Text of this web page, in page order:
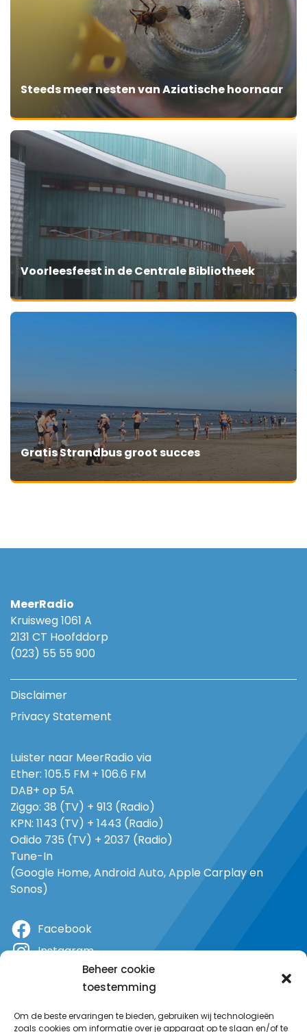
Beheer cookie
toestemming
Om de beste ervaringen te bieden, gebruiken wij technologieën
zoals cookies om informatie over je apparaat op te slaan en/of te
Steeds meer nesten van Aziatische hoornaar
Voorleesfeest in de Centrale Bibliotheek
Gratis Strandbus groot succes
MeerRadio
Kruisweg 1061 A
2131 CT Hoofddorp
(023) 55 55 900
Disclaimer
Privacy Statement
Luister naar MeerRadio via
Ether: 105.5 FM + 106.6 FM
DAB+ op 5A
Ziggo: 38 (TV) + 913 (Radio)
KPN: 1143 (TV) + 1443 (Radio)
Odido 735 (TV) + 2037 (Radio)
Tune-In
(Google Home, Android Auto, Apple Carplay en
Sonos)
Facebook
Instagram
YouTube